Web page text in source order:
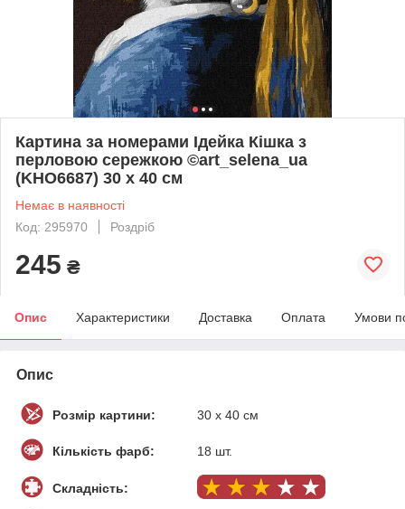
Картина за номерами Ідейка Кішка з
перловою сережкою ©art_selena_ua
(KHO6687) 30 х 40 см
Немає в наявності
Код: 295970
Роздріб
245 ₴
Опис Характеристики Доставка Оплата Умови
Опис
Розмір картини: 30 х 40 см
Кількість фарб: 18 шт.
Складність: